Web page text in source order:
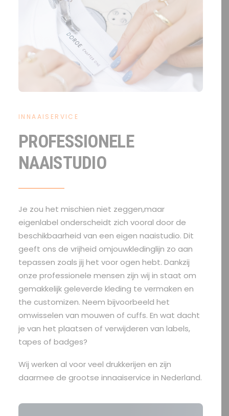
INNAAISERVICE
PROFESSIONELE
NAAISTUDIO
Je zou het mischien niet zeggen,maar
eigenlabel onderscheidt zich vooral door de
beschikbaarheid van een eigen naaistudio. Dit
geeft ons de vrijheid omjouwkledinglijn zo aan
tepassen zoals jij het voor ogen hebt. Dankzij
onze professionele mensen zijn wij in staat om
gemakkelijk geleverde kleding te vermaken en
the customizen. Neem bijvoorbeeld het
omwisselen van mouwen of cuffs. En wat dacht
je van het plaatsen of verwijderen van labels,
tapes of badges?
Wij werken al voor veel drukkerijen en zijn
daarmee de grootse innaaiservice in Nederland.